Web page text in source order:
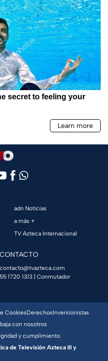
adn Noticias
a más +
TV Azteca Internacional
CONTACTO
contacto@tvazteca.com
55 1720 1313 | Conmutador
CookiesDerechosInversionistas
con nosotros
y cumplimiento
de Televisión Azteca III y